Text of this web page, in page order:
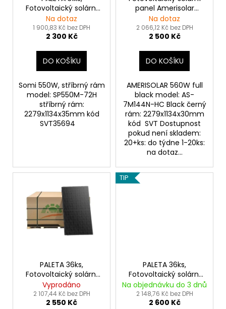
Fotovoltaický solární
panel Somi 550Wp,
stříbrný rám
Na dotaz
1 900,83 Kč bez DPH
2 300 Kč
DO KOŠÍKU
Somi 550W, stříbrný rám
model: SP550M-72H
stříbrný rám:
2279x1134x35mm kód
SVT35694
panel Amerisolar
560Wp FULL BLACK
Na dotaz
2 066,12 Kč bez DPH
2 500 Kč
DO KOŠÍKU
AMERISOLAR 560W full
black model: AS-
7M144N-HC Black černý
rám: 2279x1134x30mm
kód SVT Dostupnost
pokud není skladem:
20+ks: do týdne 1-20ks:
na dotaz...
PALETA 36ks,
Fotovoltaický solární
panel Amerisolar
550Wp FULL BLACK
Vyprodáno
2 107,44 Kč bez DPH
2 550 Kč
TIP
PALETA 36ks,
Fotovoltaický solární
panel LONGi Hi-MO X10
Scientist 540Wp černý
rám
Na objednávku do 3 dnů
2 148,76 Kč bez DPH
2 600 Kč